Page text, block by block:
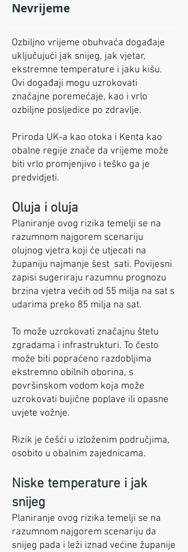
Nevrijeme
Ozbiljno vrijeme obuhvaća događaje
uključujući jak snijeg, jak vjetar,
ekstremne temperature i jaku kišu.
Ovi događaji mogu uzrokovati
značajne poremećaje, kao i vrlo
ozbiljne posljedice po zdravlje.
Priroda UK-a kao otoka i Kenta kao
obalne regije znače da vrijeme može
biti vrlo promjenjivo i teško ga je
predvidjeti.
Oluja i oluja
Planiranje ovog rizika temelji se na
razumnom najgorem scenariju
olujnog vjetra koji će utjecati na
županiju najmanje šest sati. Povijesni
zapisi sugeriraju razumnu prognozu
brzina vjetra većih od 55 milja na sat s
udarima preko 85 milja na sat.
To može uzrokovati značajnu štetu
zgradama i infrastrukturi. To često
može biti popraćeno razdobljima
ekstremno obilnih oborina, s
površinskom vodom koja može
uzrokovati bujične poplave ili opasne
uvjete vožnje.
Rizik je češći u izloženim područjima,
osobito u obalnim zajednicama.
Niske temperature i jak
snijeg
Planiranje ovog rizika temelji se na
razumnom najgorem scenariju da
snijeg pada i leži iznad većine županije